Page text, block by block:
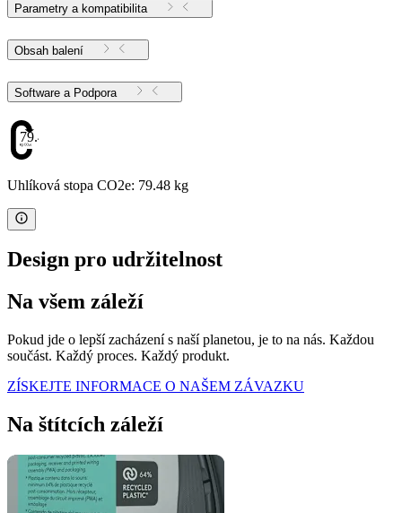
Parametry a kompatibilita
Obsah balení
Software a Podpora
79.48
Uhlíková stopa CO2e: 79.48 kg
Design pro udržitelnost
Na všem záleží
Pokud jde o lepší zacházení s naší planetou, je to na nás. Každou
součást. Každý proces. Každý produkt.
ZÍSKEJTE INFORMACE O NAŠEM ZÁVAZKU
Na štítcích záleží